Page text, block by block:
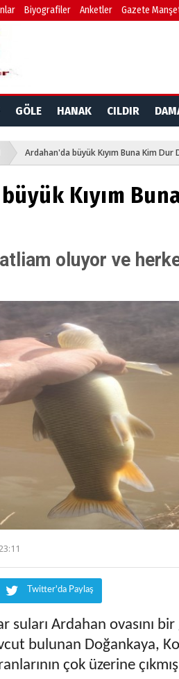
Biyografiler Anketler Gazete
GÖLE HANAK CILDIR
Ardahan'da büyük Kıyım Buna Kim Dur
Kıyım
oluyor ve
Twitter'da Paylaş
suları Ardahan ovasını
bulunan Doğankaya,
çok üzerine